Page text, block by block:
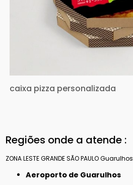
caixa pizza personalizada
Regiões onde a atende :
ZONA LESTEGRANDE SÃO PAULOGuarulhos
Aeroporto de Guarulhos